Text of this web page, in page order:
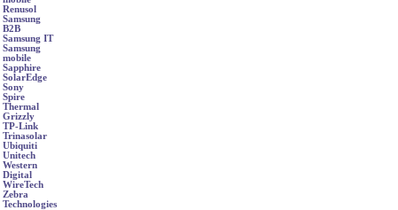
Renusol
Samsung
B2B
Samsung IT
Samsung
mobile
Sapphire
SolarEdge
Sony
Spire
Thermal
Grizzly
TP-Link
Trinasolar
Ubiquiti
Unitech
Western
Digital
WireTech
Zebra
Technologies